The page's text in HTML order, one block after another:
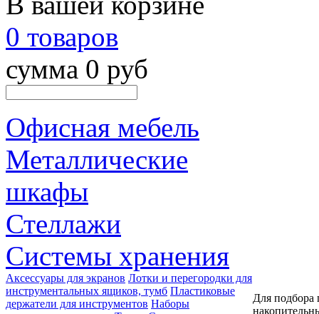
0 товаров
сумма 0 руб
Офисная мебель
Металлические
шкафы
Стеллажи
Системы хранения
Аксессуары для экранов Лотки и перегородки для
инструментальных ящиков, тумб Пластиковые
держатели для инструментов Наборы
Для подбора